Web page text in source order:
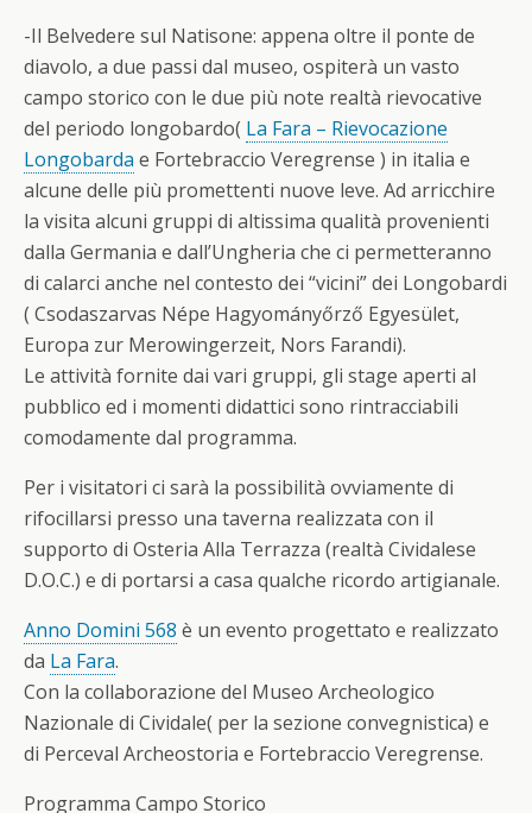
-Il Belvedere sul Natisone: appena oltre il ponte de
diavolo, a due passi dal museo, ospiterà un vasto
campo storico con le due più note realtà rievocative
del periodo longobardo( La Fara – Rievocazione
Longobarda e Fortebraccio Veregrense ) in italia e
alcune delle più promettenti nuove leve. Ad arricchire
la visita alcuni gruppi di altissima qualità provenienti
dalla Germania e dall’Ungheria che ci permetteranno
di calarci anche nel contesto dei “vicini” dei Longobardi
( Csodaszarvas Népe Hagyományőrző Egyesület,
Europa zur Merowingerzeit, Nors Farandi).
Le attività fornite dai vari gruppi, gli stage aperti al
pubblico ed i momenti didattici sono rintracciabili
comodamente dal programma.
Per i visitatori ci sarà la possibilità ovviamente di
rifocillarsi presso una taverna realizzata con il
supporto di Osteria Alla Terrazza (realtà Cividalese
D.O.C.) e di portarsi a casa qualche ricordo artigianale.
Anno Domini 568 è un evento progettato e realizzato
da La Fara.
Con la collaborazione del Museo Archeologico
Nazionale di Cividale( per la sezione convegnistica) e
di Perceval Archeostoria e Fortebraccio Veregrense.
Programma Campo Storico